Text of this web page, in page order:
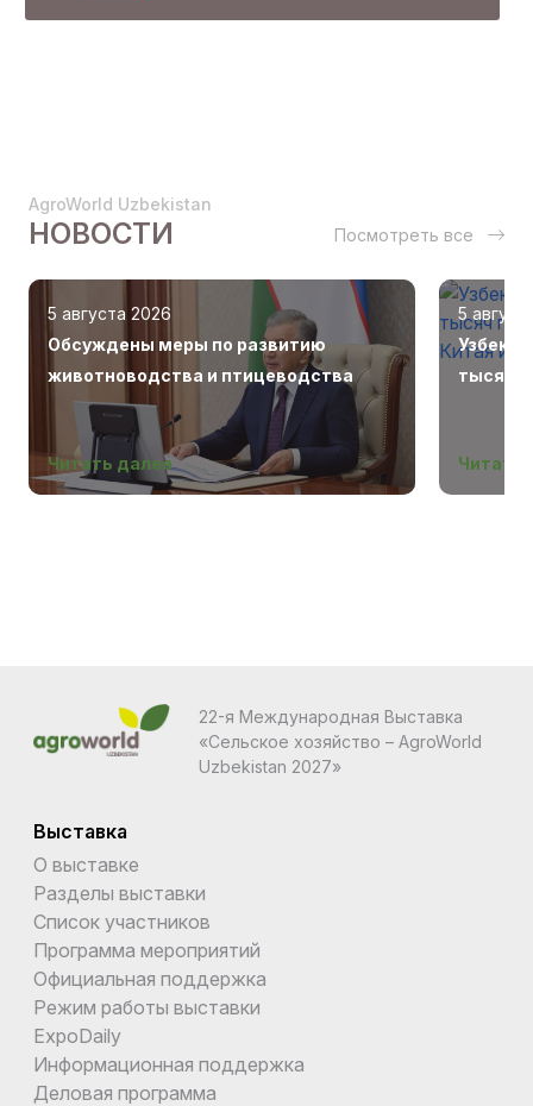
AgroWorld Uzbekistan
НОВОСТИ Посмотреть все
5 августа 2026
Обсуждены меры по развитию
животноводства и птицеводства
Читать далее
5
тысяч
Читать
22-я Международная Выставка
«Сельское хозяйство – AgroWorld
Uzbekistan 2027»
Выставка
О выставке
Разделы выставки
Список участников
Программа мероприятий
Официальная поддержка
Режим работы выставки
ExpoDaily
Информационная поддержка
Деловая программа